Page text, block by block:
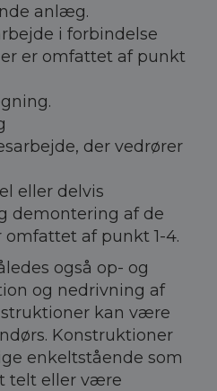
anlæg.
i forbindelse
er omfattet af punkt
der vedrører
eller delvis
demontering af de
omfattet af punkt 1-4.
også op- og
og nedrivning af
kan være
Konstruktioner
enkeltstående som
telt eller være